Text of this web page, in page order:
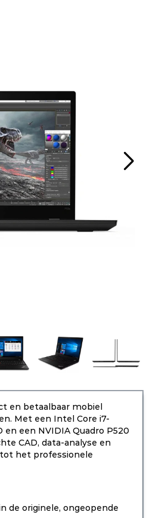
en betaalbaar mobiel
Met een Intel Core i7-
en een NVIDIA Quadro P520
CAD, data-analyse en
het professionele
de originele, ongeopende